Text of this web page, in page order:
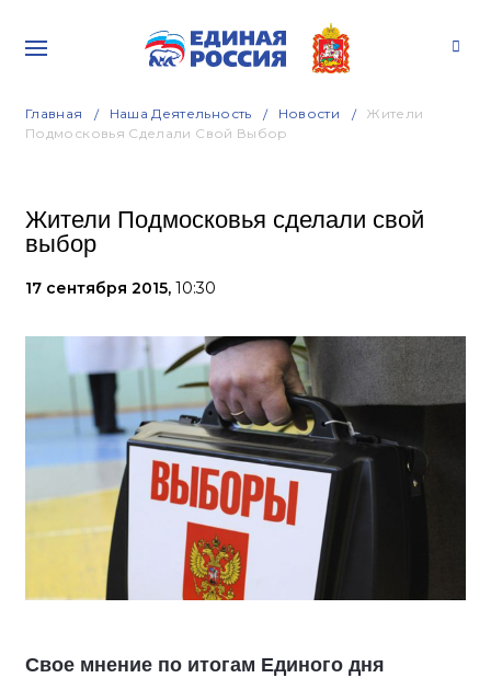
Главная Наша Деятельность Новости
Жители
Подмосковья Сделали Свой Выбор
Жители Подмосковья сделали свой
выбор
17 сентября 2015, 10:30
Свое мнение по итогам Единого дня